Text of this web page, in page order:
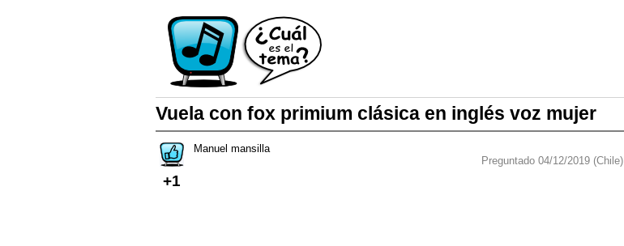
Vuela con fox primium clásica en inglés voz mujer
+1
Manuel mansilla
Preguntado 04/12/2019 (Chile)